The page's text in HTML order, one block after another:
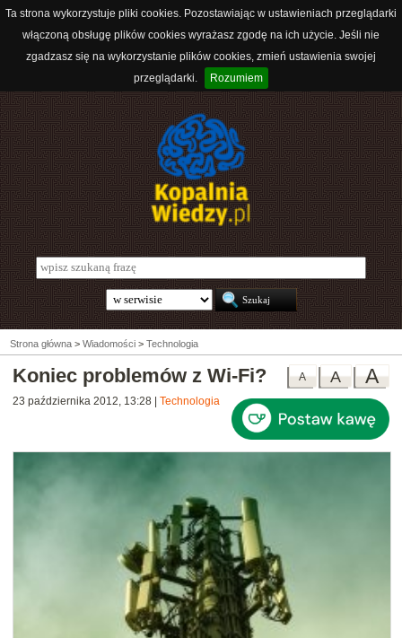
Ta strona wykorzystuje pliki cookies. Pozostawiając w ustawieniach przeglądarki
włączoną obsługę plików cookies wyrażasz zgodę na ich użycie. Jeśli nie
zgadzasz się na wykorzystanie plików cookies, zmień ustawienia swojej
przeglądarki.
Rozumiem
Strona główna > Wiadomości > Technologia
A
A
A
Koniec problemów z Wi-Fi?
23 października 2012, 13:28 Technologia